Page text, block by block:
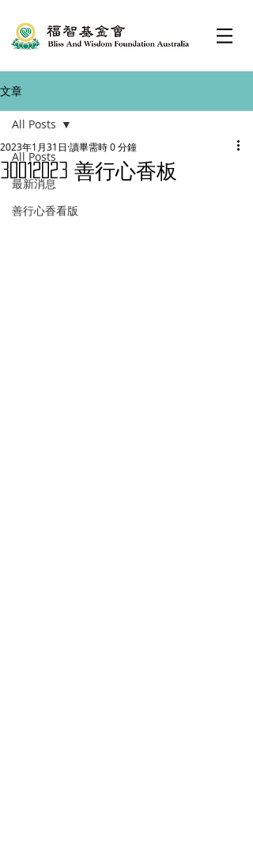
文章
All Posts
最新消息
善行心香看版
All Posts
30012023 善行心香板
2023年1月31日 讀畢需時 0 分鐘